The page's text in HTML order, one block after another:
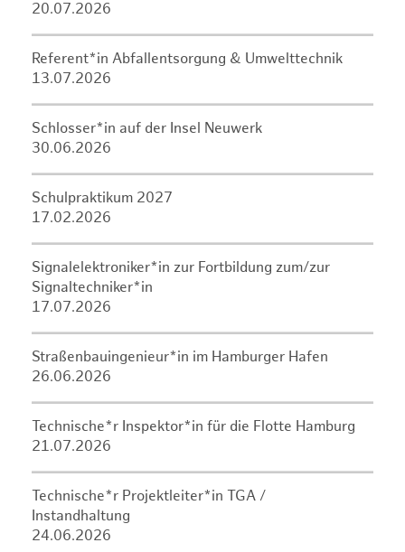
20.07.2026
Referent*in Abfallentsorgung & Umwelttechnik
13.07.2026
Schlosser*in auf der Insel Neuwerk
30.06.2026
Schulpraktikum 2027
17.02.2026
Signalelektroniker*in zur Fortbildung zum/zur
Signaltechniker*in
17.07.2026
Straßenbauingenieur*in im Hamburger Hafen
26.06.2026
Technische*r Inspektor*in für die Flotte Hamburg
21.07.2026
Technische*r Projektleiter*in TGA /
Instandhaltung
24.06.2026